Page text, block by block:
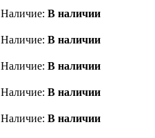
Наличие: В наличии
Наличие: В наличии
Наличие: В наличии
Наличие: В наличии
Наличие: В наличии